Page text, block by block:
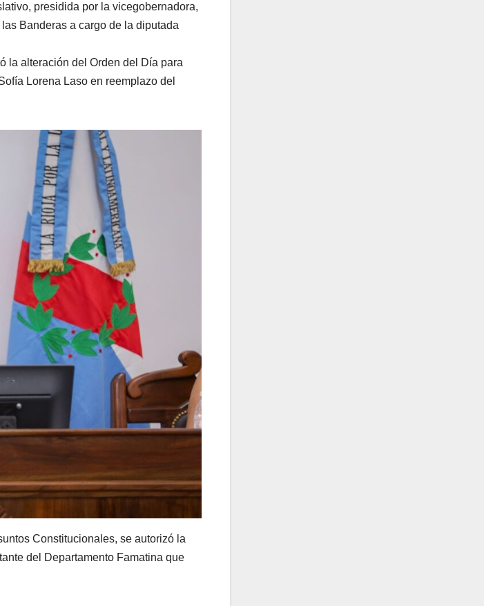
presidida por la vicegobernadora,
Banderas a cargo de la diputada
la alteración del Orden del Día para
Lorena Laso en reemplazo del
Constitucionales, se autorizó la
del Departamento Famatina que